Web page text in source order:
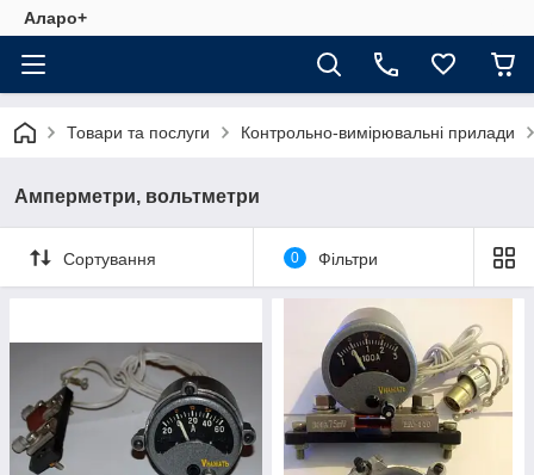
Аларо+
Товари та послуги Контрольно-вимірювальні прилади
Амперметри, вольтметри
Сортування 0 Фільтри